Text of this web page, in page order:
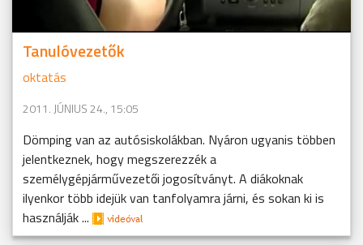
Tanulóvezetők
oktatás
2011. JÚNIUS 24., 15:05
Dömping van az autósiskolákban. Nyáron ugyanis többen
jelentkeznek, hogy megszerezzék a
személygépjárművezetői jogosítványt. A diákoknak
ilyenkor több idejük van tanfolyamra járni, és sokan ki is
használják ...